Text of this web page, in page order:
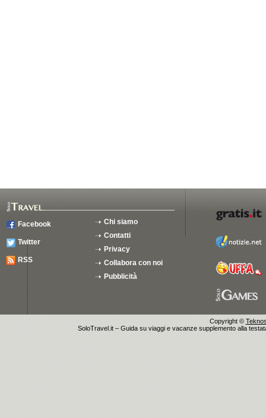
Facebook
Twitter
RSS
Chi siamo
Contatti
Privacy
Collabora con noi
Pubblicità
Copyright ©
SoloTravel.it – Guida su viaggi e vacanze supplemento alla